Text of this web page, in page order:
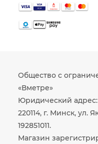
Общество с
«Вметре»
Юридический адрес:
220114, г. Минск, ул.
192851011.
Магазин